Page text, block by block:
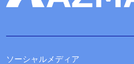
ソーシャルメディア